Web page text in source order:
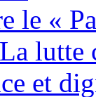
le «
lutte
et